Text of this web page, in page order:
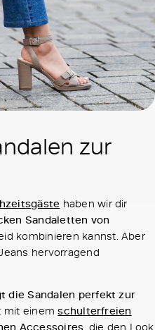
zur
haben wir dir
Sandaletten von
kombinieren kannst. Aber
hervorragend
die Sandalen perfekt zur
mit einemschulterfreien
Accessoires, die den Look